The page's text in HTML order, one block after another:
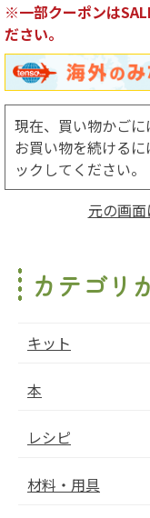
※一部クーポンは
ださい。
現在、買い物かごに
お買い物を続ける
ックしてください。
元の画
カテゴリ
キット
本
レシピ
材料・用具